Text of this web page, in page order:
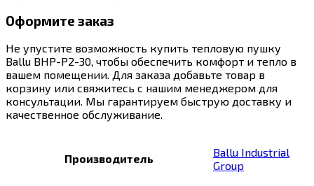
Оформите заказ
Не упустите возможность купить тепловую пушку
Ballu BHP-P2-30, чтобы обеспечить комфорт и тепло в
вашем помещении. Для заказа добавьте товар в
корзину или свяжитесь с нашим менеджером для
консультации. Мы гарантируем быструю доставку и
качественное обслуживание.
Производитель
Ballu Industrial
Group